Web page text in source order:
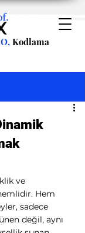
Kodlama
ve
Hem
sadece
değil, aynı